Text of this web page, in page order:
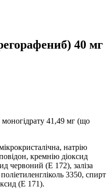
40 мг
моногідрату 41,49 мг (що
натрію
кремнію діоксид
червоний (Е 172), заліза
3350, спирт
(Е 171).